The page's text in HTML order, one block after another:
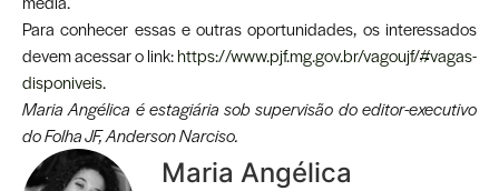
Para conhecer essas e outras oportunidades, os interessados
devem acessar o link:https://www.pjf.mg.gov.br/vagoujf/#vagas-
disponiveis.
Maria Angélica é estagiária sob supervisão do editor-executivo
do Folha JF, Anderson Narciso.
Maria Angélica